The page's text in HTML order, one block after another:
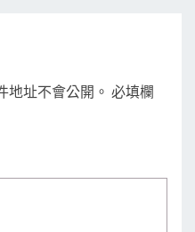
地址不會公開。 必填欄